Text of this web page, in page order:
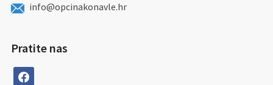
info@opcinakonavle.hr
Pratite nas
facebook